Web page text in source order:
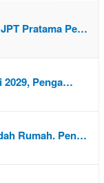
Pratama Pe…
2029, Penga…
Rumah. Pen…